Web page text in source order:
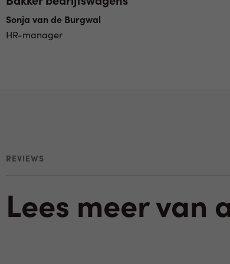
Sonja van de Burgwal
HR-manager
REVIEWS
Lees meer van